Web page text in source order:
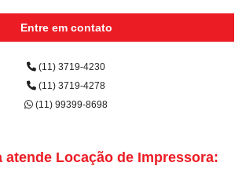
Entre em contato
(11) 3719-4230
(11) 3719-4278
(11) 99399-8698
atende Locação de Impressora: